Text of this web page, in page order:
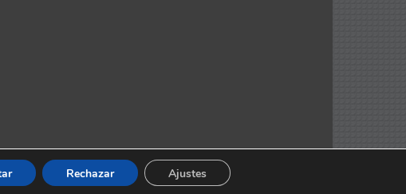
por ThemeGrill. Funciona gracias a WordPress
Rechazar Ajustes